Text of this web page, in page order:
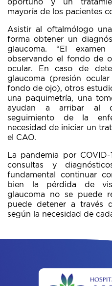
oportuno y un
mayoría de los pacientes
Asistir al oftalmólogo
forma obtener un
glaucoma. “El
observando el fondo de
ocular. En caso de
glaucoma (presión
fondo de ojo), otros
una paquimetría, una
ayudan a arribar al
seguimiento de la
necesidad de iniciar un
el CAO.
La pandemia por
consultas y
fundamental continuar
bien la pérdida de
glaucoma no se puede
puede detener a través
según la necesidad de